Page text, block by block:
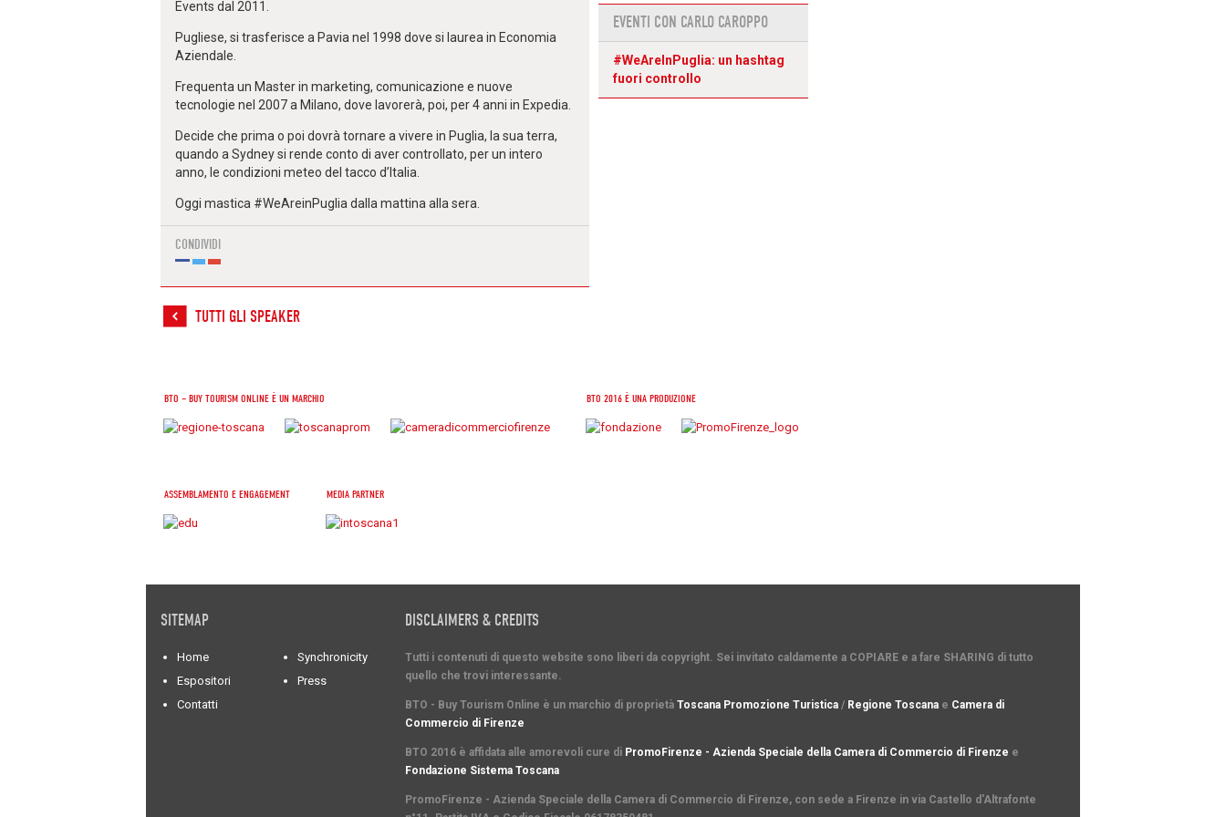
Events dal 2011.
Pugliese, si trasferisce a Pavia nel 1998 dove si laurea in Economia
Aziendale.
Frequenta un Master in marketing, comunicazione e nuove
tecnologie nel 2007 a Milano, dove lavorerà, poi, per 4 anni in Expedia.
Decide che prima o poi dovrà tornare a vivere in Puglia, la sua terra,
quando a Sydney si rende conto di aver controllato, per un intero
anno, le condizioni meteo del tacco d’Italia.
Oggi mastica #WeAreinPuglia dalla mattina alla sera.
CONDIVIDI
EVENTI CON CARLO CAROPPO
#WeAreInPuglia: un hashtag
fuori controllo
TUTTI GLI SPEAKER
BTO – BUY TOURISM ONLINE È UN MARCHIO BTO 2016 È UNA PRODUZIONE
ASSEMBLAMENTO E ENGAGEMENT MEDIA PARTNER
SITEMAP
Home
Synchronicity
Espositori
Press
Contatti
DISCLAIMERS & CREDITS
Tutti i contenuti di questo website sono liberi da copyright. Sei invitato caldamente a COPIARE e a fare SHARING di tutto
quello che trovi interessante.
BTO - Buy Tourism Online è un marchio di proprietà Toscana Promozione Turistica/ Regione Toscanae Camera di
Commercio di Firenze
BTO 2016 è affidata alle amorevoli cure di PromoFirenze - Azienda Speciale della Camera di Commercio di Firenze e
Fondazione Sistema Toscana
PromoFirenze - Azienda Speciale della Camera di Commercio di Firenze, con sede a Firenze in via Castello d'Altrafonte